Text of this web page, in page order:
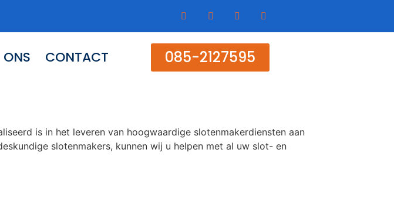
ONS CONTACT 085-2127595
is in het leveren van hoogwaardige slotenmakerdiensten aan
slotenmakers, kunnen wij u helpen met al uw slot- en